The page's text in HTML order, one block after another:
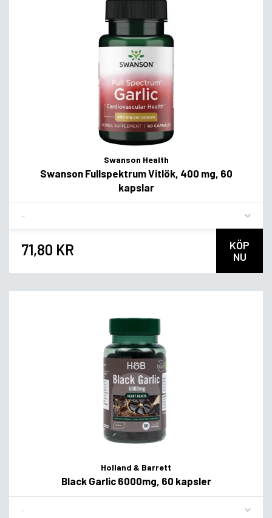
Swanson Health
Swanson Fullspektrum Vitlök, 400 mg, 60
kapslar
71,80 KR
KÖP
NU
Holland & Barrett
Black Garlic 6000mg, 60 kapsler